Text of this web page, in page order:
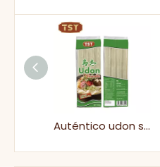
Auténtico udon salteado fideos de estilo japonés